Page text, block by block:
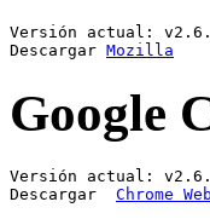
Versión actual:
Descargar Mozilla
Google
Versión actual:
Descargar Chrome